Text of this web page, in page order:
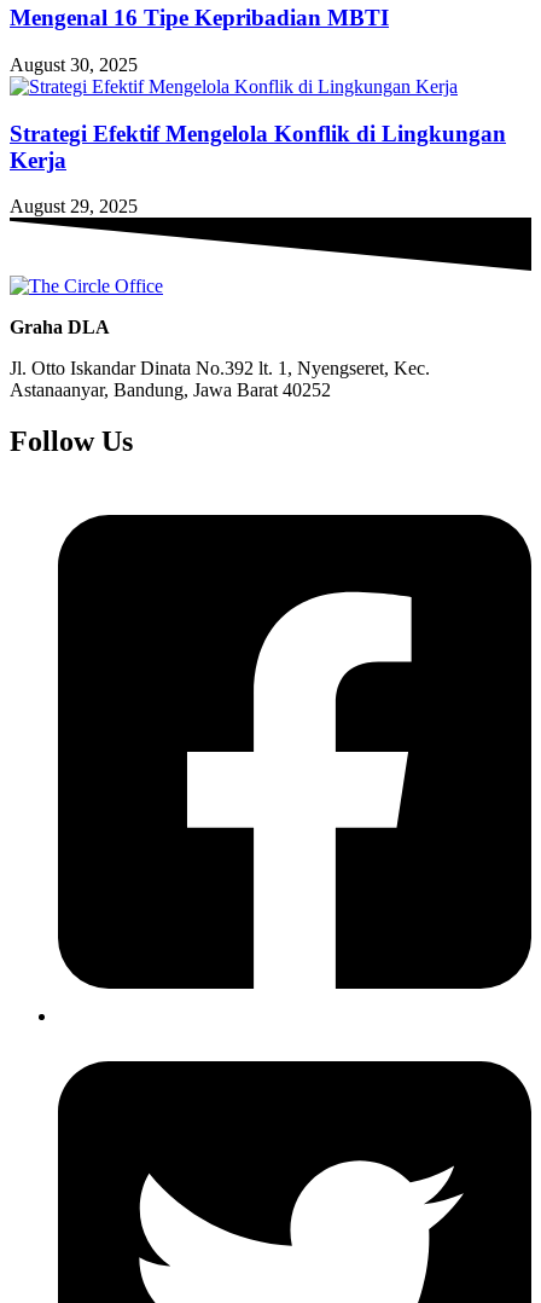
Mengenal 16 Tipe Kepribadian MBTI
August 30, 2025
Strategi Efektif Mengelola Konflik di Lingkungan
Kerja
August 29, 2025
Graha DLA
Jl. Otto Iskandar Dinata No.392 lt. 1, Nyengseret, Kec.
Astanaanyar, Bandung, Jawa Barat 40252
Follow Us